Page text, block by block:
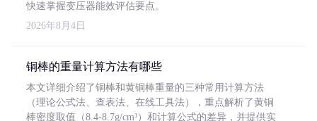
快速掌握变压器能效评估要点。
2026年8月4日
铜棒的重量计算方法有哪些
本文详细介绍了铜棒和黄铜棒重量的三种常用计算方法
（理论公式法、查表法、在线工具法），重点解析了黄铜
棒密度取值（8.4-8.7g/cm³）和计算公式的差异，并提供实